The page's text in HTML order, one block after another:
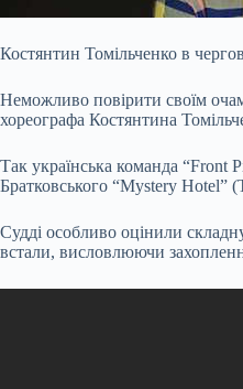
Костянтин Томільченко в
Неможливо повірити своїм
хореографа Костянтина
Так українська команда “Front
Братковського “Mystery Hotel”
Судді особливо оцінили
встали, висловлюючи